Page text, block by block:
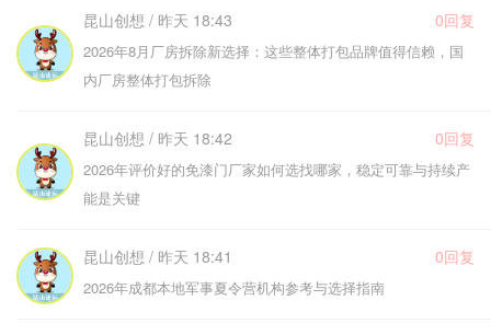
昆山创想 / 昨天 18:43 0回复
2026年8月厂房拆除新选择：这些整体打包品牌值得信赖，国
内厂房整体打包拆除
昆山创想 / 昨天 18:42 0回复
2026年评价好的免漆门厂家如何选找哪家，稳定可靠与持续产
能是关键
昆山创想 / 昨天 18:41 0回复
2026年成都本地军事夏令营机构参考与选择指南